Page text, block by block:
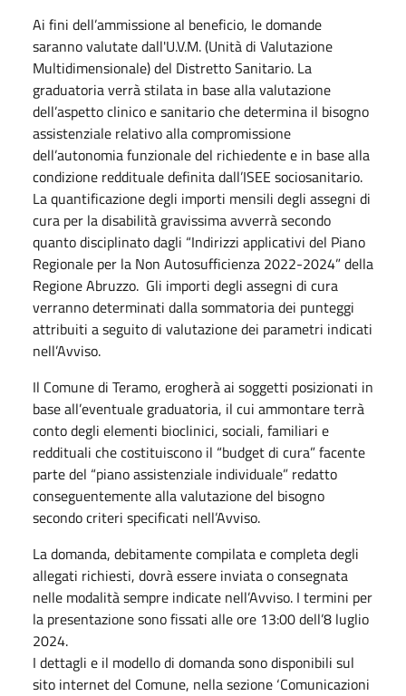
Ai fini dell’ammissione al beneficio, le domande
saranno valutate dall'U.V.M. (Unità di Valutazione
Multidimensionale) del Distretto Sanitario. La
graduatoria verrà stilata in base alla valutazione
dell’aspetto clinico e sanitario che determina il bisogno
assistenziale relativo alla compromissione
dell’autonomia funzionale del richiedente e in base alla
condizione reddituale definita dall’ISEE sociosanitario.
La quantificazione degli importi mensili degli assegni di
cura per la disabilità gravissima avverrà secondo
quanto disciplinato dagli “Indirizzi applicativi del Piano
Regionale per la Non Autosufficienza 2022-2024” della
Regione Abruzzo. Gli importi degli assegni di cura
verranno determinati dalla sommatoria dei punteggi
attribuiti a seguito di valutazione dei parametri indicati
nell’Avviso.
Il Comune di Teramo, erogherà ai soggetti posizionati in
base all’eventuale graduatoria, il cui ammontare terrà
conto degli elementi bioclinici, sociali, familiari e
reddituali che costituiscono il “budget di cura” facente
parte del “piano assistenziale individuale” redatto
conseguentemente alla valutazione del bisogno
secondo criteri specificati nell’Avviso.
La domanda, debitamente compilata e completa degli
allegati richiesti, dovrà essere inviata o consegnata
nelle modalità sempre indicate nell’Avviso. I termini per
la presentazione sono fissati alle ore 13:00 dell’8 luglio
2024.
I dettagli e il modello di domanda sono disponibili sul
sito internet del Comune, nella sezione ‘Comunicazioni